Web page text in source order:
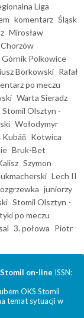
Liga
komentarz Śląsk
Mirosław
Górnik Polkowice
Borkowski Rafał
po meczu
Warta Sieradz
Stomil Olsztyn -
Wołodymyr
Kubáň Kotwica
Bruk-Bet
Szymon
Lech II
juniorzy
Stomil Olsztyn -
po meczu
3. połowa Piotr
Stomil on-line ISSN:
OKS Stomil
temat sytuacji w